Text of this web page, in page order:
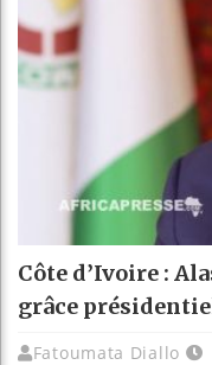
Côte d’Ivoire :
grâce
Fatoumata Diallo